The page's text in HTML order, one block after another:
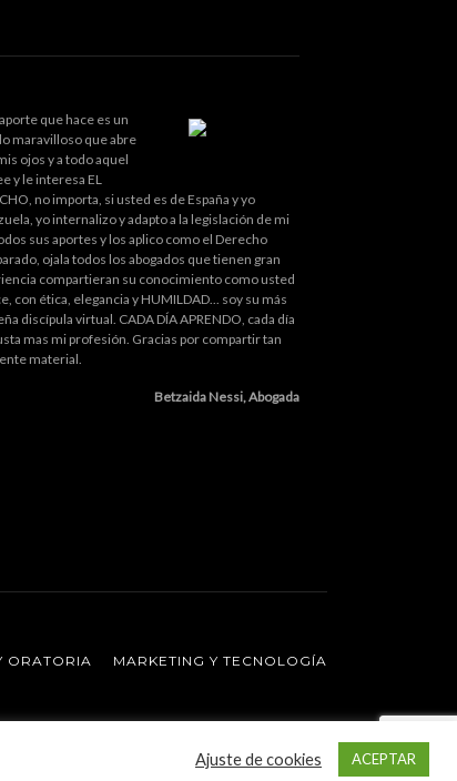
que hace es un
maravilloso que abre
ojos y a todo aquel
y le interesa EL
no importa, si usted es de España y yo
yo internalizo y adapto a la legislación de mi
sus aportes y los aplico como el Derecho
ojala todos los abogados que tienen gran
compartieran su conocimiento como usted
con ética, elegancia y HUMILDAD... soy su más
discípula virtual. CADA DÍA APRENDO, cada día
mas mi profesión. Gracias por compartir tan
material.
Betzaida Nessi, Abogada
ORATORIA MARKETING Y TECNOLOGÍA
Ajuste de cookies ACEPTAR